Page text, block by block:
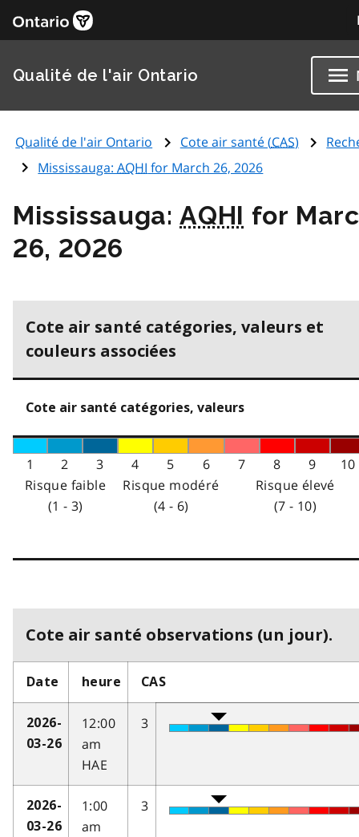
Qualité de l'air Ontario
Qualité de l'air Ontario Cote air santé (CAS)
Mississauga:AQHI for March 26, 2026
Mississauga:AQHI for
26, 2026
Cote air santé catégories, valeurs et
couleurs associées
Cote air santé catégories, valeurs
1 2 3 4 5 6 7 8 9
10
Risque faible
(1 - 3)
Risque modéré
(4 - 6)
Risque élevé
(7 - 10)
Cote air santé observations (un jour).
Date heure CAS
2026-
03-26
12:00
am
HAE
3
2026-
03-26
1:00
am
3